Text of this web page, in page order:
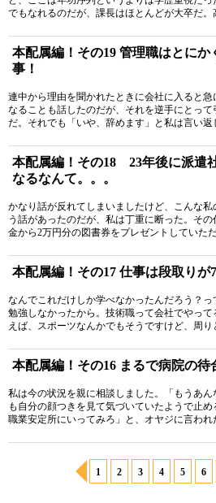
でもなれるのだが、課長はほとんどが大卒だ。
本配属編！その19 管理職はとにか
事！
連中から理由を聞かれたときに会社に入ると急
なることも話したのだが、それを逆手にとっ
だ。それでも「いや、辞めます」と私は言い返
本配属編！その18 23年後に派遣
なるなんて。。。
かなり話が反れてしまいましたけど、こんな
う話があったのだが、私は丁重に断った。そ
金から2万円分の図書券をプレゼントしていた
本配属編！その17 仕事は段取りが
なんでこれだけしか学べなかったんだろう？
勉強しなかったから。技術職って会社でやっ
えば、スポーツなんかでもそうですけど、周り
本配属編！その16 まるで病院の待
私は今の状況を親に相談しました。「もうあ
も自分の顔つきを見て気づいていたようで止
職業安定所にいってみろ」と、オヤジに言われ
1 2 3 4 5 6